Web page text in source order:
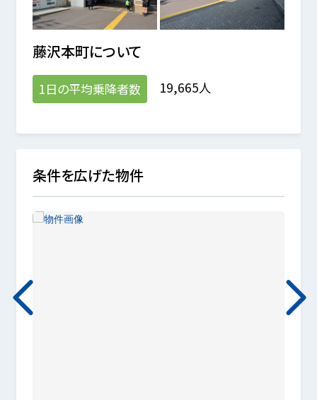
藤沢本町について
1日の平均乗降者数 19,665人
条件を広げた物件